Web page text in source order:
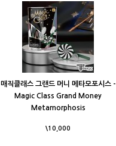
매직클래스 그랜드 머니 메타모포시스 -
Magic Class Grand Money
Metamorphosis
\10,000